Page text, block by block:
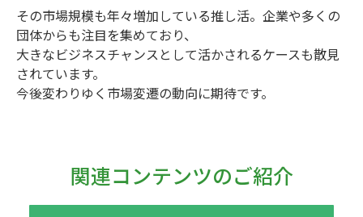
その市場規模も年々増加している推し活。企業や多くの
団体からも注目を集めており、
大きなビジネスチャンスとして活かされるケースも散見
されています。
今後変わりゆく市場変遷の動向に期待です。
関連コンテンツのご紹介